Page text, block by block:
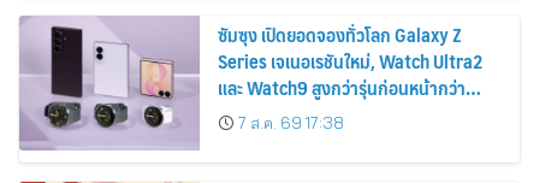
ซัมซุง เปิดยอดจองทั่วโลก Galaxy Z
Series เจเนอเรชันใหม่, Watch Ultra2
และ Watch9 สูงกว่ารุ่นก่อนหน้ากว่า
30%7 ส.ค. 69 17:38